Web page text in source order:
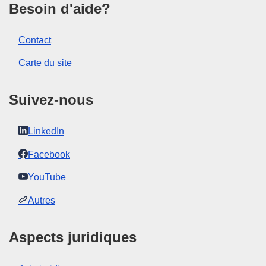
Besoin d'aide?
Contact
Carte du site
Suivez-nous
LinkedIn
Facebook
YouTube
Autres
Aspects juridiques